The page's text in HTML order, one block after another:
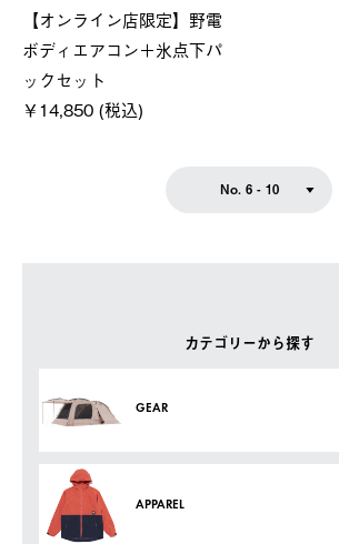
カテゴリーから探す
GEAR
APPAREL
【オンライン店限定】野電
ボディエアコン＋氷点下パ
ックセット
￥14,850 (税込)
No. 6 - 10